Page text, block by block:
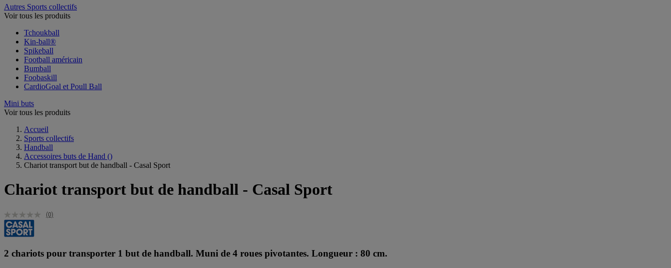
Autres Sports collectifs
Voir tous les produits
Tchoukball
Kin-ball®
Spikeball
Football américain
Bumball
Foobaskill
CardioGoal et Poull Ball
Mini buts
Voir tous les produits
Accueil
Sports collectifs
Handball
Accessoires buts de Hand ()
Chariot transport but de handball - Casal Sport
Chariot transport but de handball - Casal Sport
(0)
2 chariots pour transporter 1 but de handball. Muni de 4 roues pivotantes. Longueur : 80 cm.